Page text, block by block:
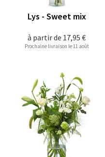
à partir de 17,95 €
Lys - Sweet mix
Prochaine livraison le 11 août